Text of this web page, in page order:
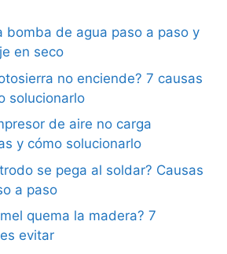
bomba de agua paso a paso y
en seco
no enciende? 7 causas
solucionarlo
de aire no carga
y cómo solucionarlo
se pega al soldar? Causas
a paso
quema la madera? 7
evitar